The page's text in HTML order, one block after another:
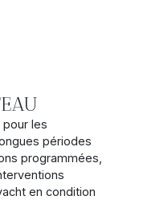
les
périodes
programmées,
en condition